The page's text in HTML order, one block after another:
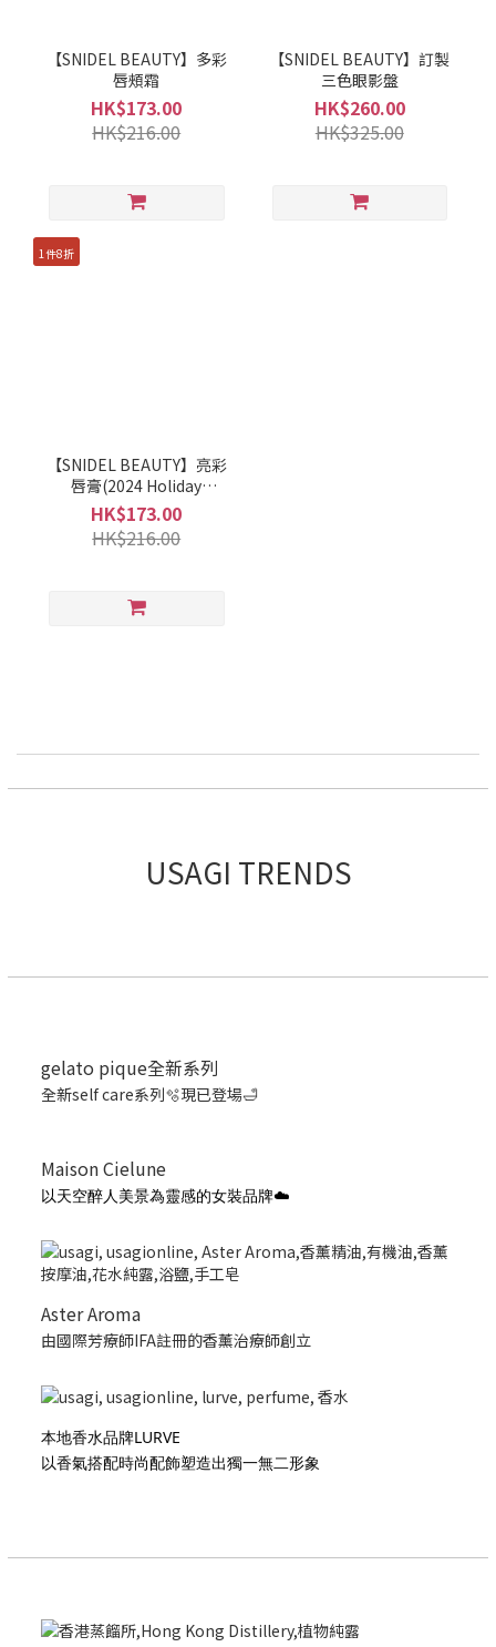
【SNIDEL BEAUTY】多彩
唇頰霜
HK$173.00
HK$216.00
【SNIDEL BEAUTY】訂製
三色眼影盤
HK$260.00
HK$325.00
1件8折
【SNIDEL BEAUTY】亮彩
唇膏(2024 Holiday
Collection)
HK$173.00
HK$216.00
USAGI TRENDS
gelato pique全新系列
全新self care系列🫧現已登場🛁
Maison Cielune
以天空醉人美景為靈感的女裝品牌☁️
Aster Aroma
由國際芳療師IFA註冊的香薰治療師創立
本地香水品牌LURVE
以香氣搭配時尚配飾塑造出獨一無二形象